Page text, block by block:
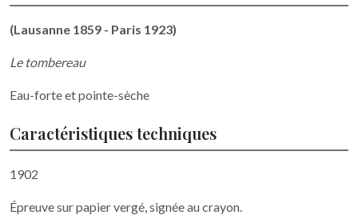
(Lausanne 1859 - Paris 1923)
Le tombereau
Eau-forte et pointe-sèche
Caractéristiques techniques
1902
Épreuve sur papier vergé, signée au crayon.